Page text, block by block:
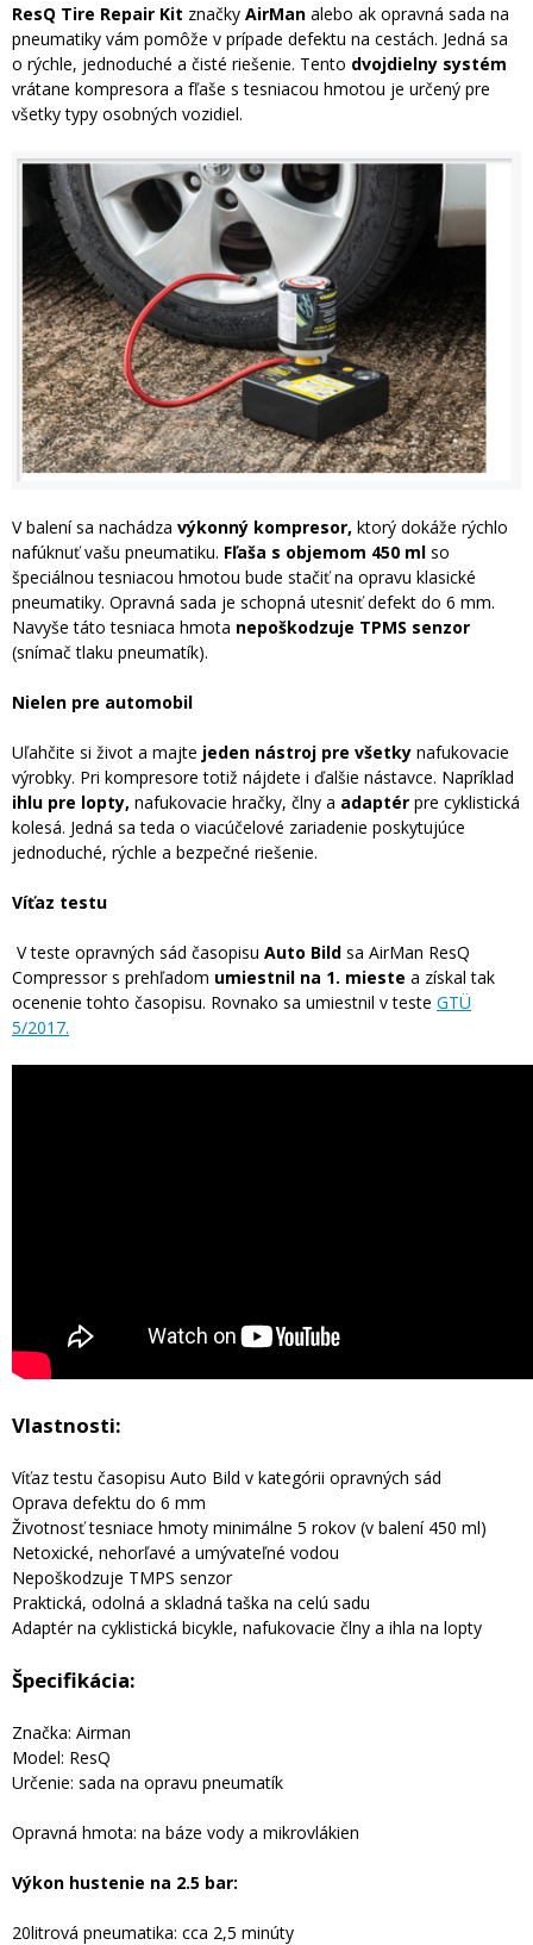
ResQ Tire Repair Kit značky AirMan alebo ak opravná sada na
pneumatiky vám pomôže v prípade defektu na cestách. Jedná sa
o rýchle, jednoduché a čisté riešenie. Tento dvojdielny systém
vrátane kompresora a fľaše s tesniacou hmotou je určený pre
všetky typy osobných vozidiel.
V balení sa nachádza výkonný kompresor, ktorý dokáže rýchlo
nafúknuť vašu pneumatiku. Fľaša s objemom 450 ml so
špeciálnou tesniacou hmotou bude stačiť na opravu klasické
pneumatiky. Opravná sada je schopná utesniť defekt do 6 mm.
Navyše táto tesniaca hmota nepoškodzuje TPMS senzor
(snímač tlaku pneumatík).
Nielen pre automobil
Uľahčite si život a majte jeden nástroj pre všetky nafukovacie
výrobky. Pri kompresore totiž nájdete i ďalšie nástavce. Napríklad
ihlu pre lopty, nafukovacie hračky, člny a adaptér pre cyklistická
kolesá. Jedná sa teda o viacúčelové zariadenie poskytujúce
jednoduché, rýchle a bezpečné riešenie.
Víťaz testu
V teste opravných sád časopisu Auto Bild sa AirMan ResQ
Compressor s prehľadom umiestnil na 1. mieste a získal tak
ocenenie tohto časopisu. Rovnako sa umiestnil v teste GTÜ
5/2017.
Vlastnosti:
Víťaz testu časopisu Auto Bild v kategórii opravných sád
Oprava defektu do 6 mm
Životnosť tesniace hmoty minimálne 5 rokov (v balení 450 ml)
Netoxické, nehorľavé a umývateľné vodou
Nepoškodzuje TMPS senzor
Praktická, odolná a skladná taška na celú sadu
Adaptér na cyklistická bicykle, nafukovacie člny a ihla na lopty
Špecifikácia:
Značka: Airman
Model: ResQ
Určenie: sada na opravu pneumatík
Opravná hmota: na báze vody a mikrovlákien
Výkon hustenie na 2.5 bar:
20litrová pneumatika: cca 2,5 minúty